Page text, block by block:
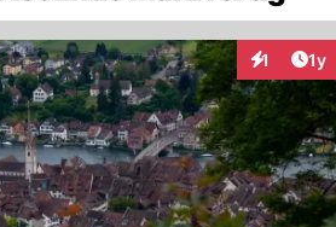
1 1y